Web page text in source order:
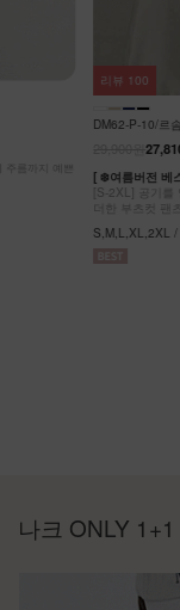
름까지 예쁜
DM62-P-10/르
29,900원
[ ❄️여름버전 베
[S-2XL] 공기를
더한 부츠컷 팬츠!
S,M,L,XL,2XL /
리뷰 100
나크 ONLY 1+1